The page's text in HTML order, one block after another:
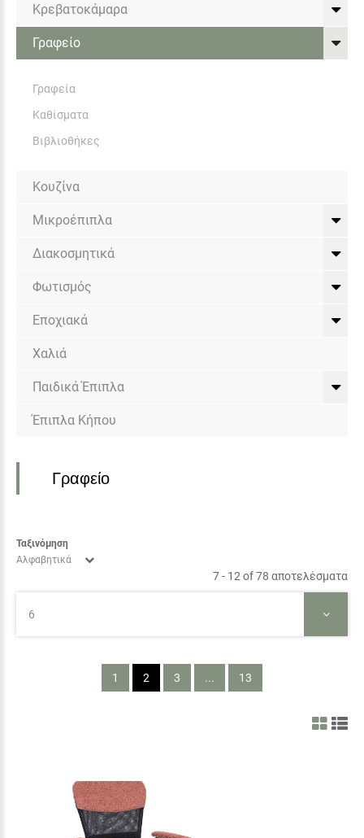
Κρεβατοκάμαρα
Γραφείο
Γραφεία
Καθίσματα
Βιβλιοθήκες
Κουζίνα
Μικροέπιπλα
Διακοσμητικά
Φωτισμός
Εποχιακά
Χαλιά
Παιδικά Έπιπλα
Έπιπλα Κήπου
Γραφείο
Ταξινόμηση
Αλφαβητικά
7 - 12 of 78 αποτελέσματα
6
1 2 3 ... 13